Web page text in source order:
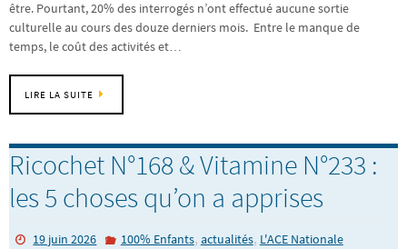
être. Pourtant, 20% des interrogés n’ont effectué aucune sortie
culturelle au cours des douze derniers mois. Entre le manque de
temps, le coût des activités et…
LIRE LA SUITE
Ricochet N°168 & Vitamine N°233 :
les 5 choses qu’on a apprises
19 juin 2026 100% Enfants, actualités, L'ACE Nationale